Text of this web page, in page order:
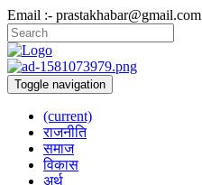
Email :- prastakhabar@gmail.com
Toggle navigation
(current)
राजनीति
समाज
विकास
अर्थ